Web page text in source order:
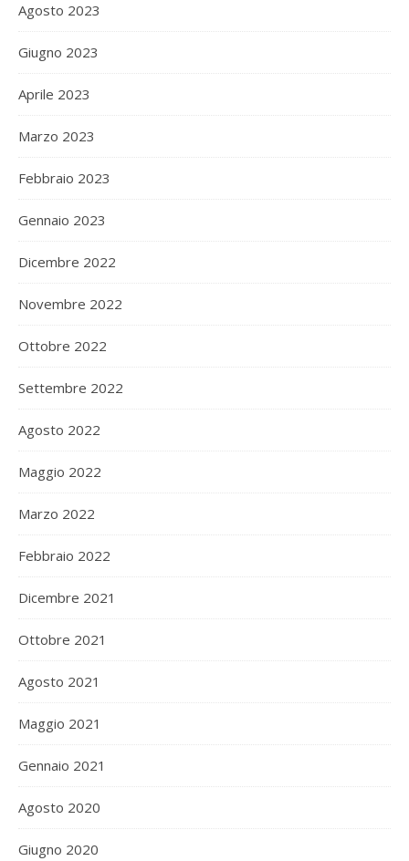
Agosto 2023
Giugno 2023
Aprile 2023
Marzo 2023
Febbraio 2023
Gennaio 2023
Dicembre 2022
Novembre 2022
Ottobre 2022
Settembre 2022
Agosto 2022
Maggio 2022
Marzo 2022
Febbraio 2022
Dicembre 2021
Ottobre 2021
Agosto 2021
Maggio 2021
Gennaio 2021
Agosto 2020
Giugno 2020